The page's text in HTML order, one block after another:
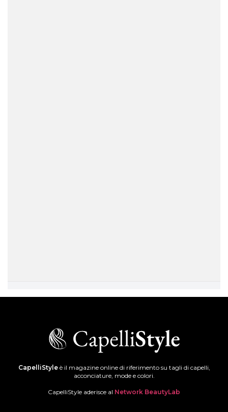
CapelliStyleè il magazine online di riferimento su tagli di capelli,
acconciature, mode e colori.
CapelliStyle aderisce al Network BeautyLab